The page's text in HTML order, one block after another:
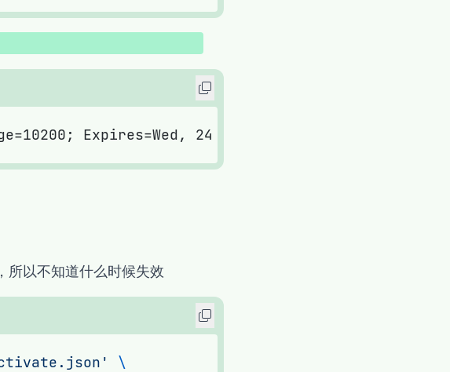
所以不知道什么时候失效